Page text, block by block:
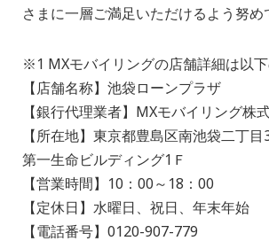
さまに一層ご満足いただけるよう努め
※1 MXモバイリングの店舗詳細は以下
【店舗名称】池袋ローンプラザ
【銀行代理業者】MXモバイリング株
【所在地】東京都豊島区南池袋二丁
第一生命ビルディング1Ｆ
【営業時間】10：00～18：00
【定休日】水曜日、祝日、年末年始
【電話番号】0120-907-779